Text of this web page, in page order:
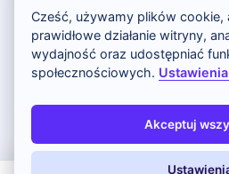
Wakacje w Egipcie
Rankingi hoteli
Kontakt i reklama
Polityka
Copyright (c) 2026 Odkryj Wakacje
Cześć, używamy plików cookie,
prawidłowe działanie witryny,
wydajność oraz udostępniać
społecznościowych.
Akceptuj